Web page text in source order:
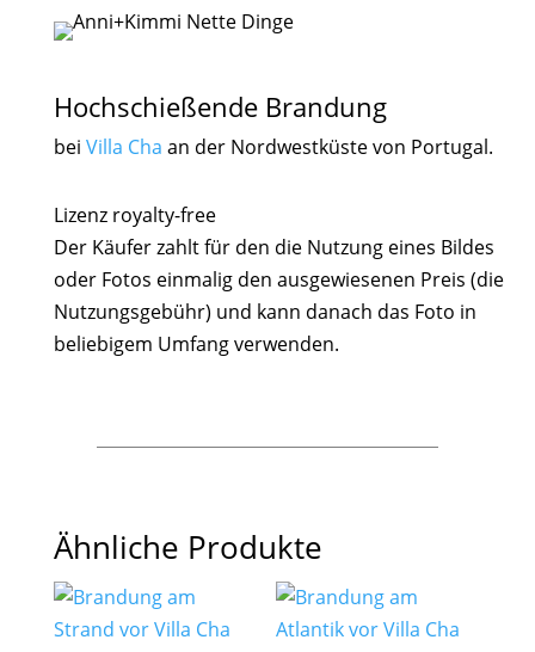
Hochschießende Brandung
bei Villa Cha an der Nordwestküste von Portugal.
Lizenz royalty-free
Der Käufer zahlt für den die Nutzung eines Bildes
oder Fotos einmalig den ausgewiesenen Preis (die
Nutzungsgebühr) und kann danach das Foto in
beliebigem Umfang verwenden.
Ähnliche Produkte